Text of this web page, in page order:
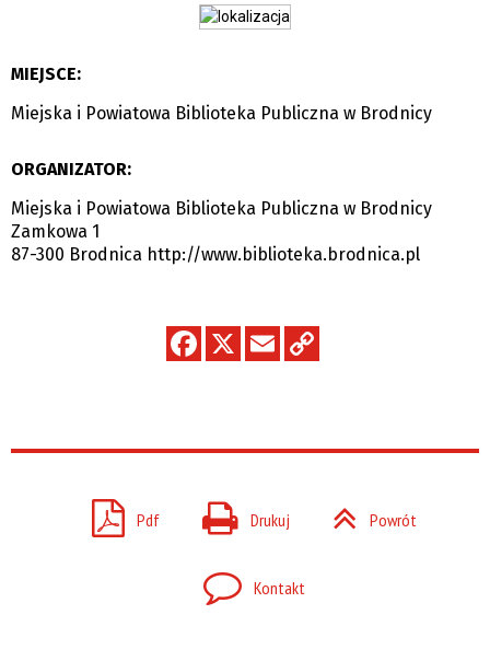
MIEJSCE:
Miejska i Powiatowa Biblioteka Publiczna w Brodnicy
ORGANIZATOR:
Miejska i Powiatowa Biblioteka Publiczna w Brodnicy
Zamkowa 1
87-300 Brodnica http://www.biblioteka.brodnica.pl
Pdf Drukuj Powrót
Kontakt